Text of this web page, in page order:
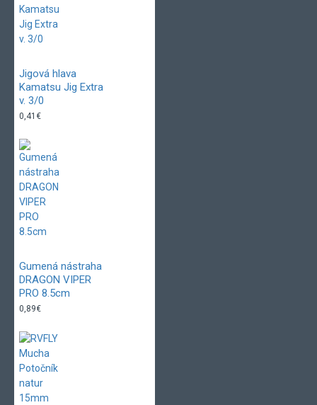
Jigová hlava
Kamatsu Jig Extra
v. 3/0
0,41€
Gumená nástraha
DRAGON VIPER
PRO 8.5cm
0,89€